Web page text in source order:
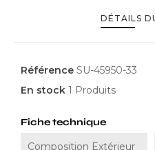
DÉTAILS
Référence SU-45950-33
En stock 1 Produits
Fiche technique
Composition Extérieur